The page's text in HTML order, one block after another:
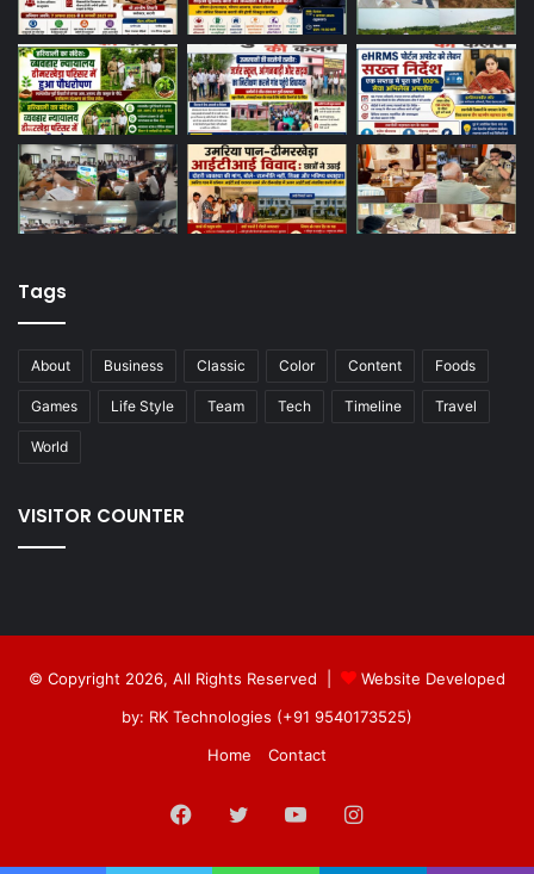
Tags
About Business Classic Color Content Foods
Games Life Style Team Tech Timeline Travel
World
VISITOR COUNTER
© Copyright 2026, All Rights Reserved |
Website Developed
by: RK Technologies (+91 9540173525)
Home
Contact
Facebook
Twitter YouTubeInstagram